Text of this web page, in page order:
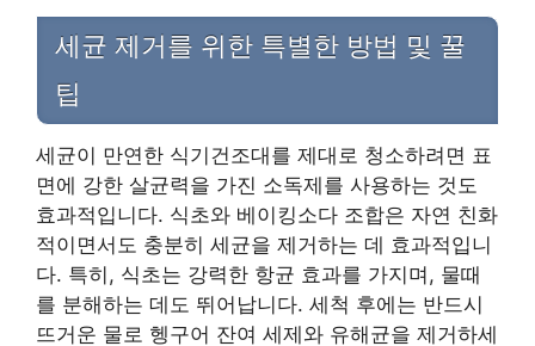
세균 제거를 위한 특별한 방법 및 꿀
팁
세균이 만연한 식기건조대를 제대로 청소하려면 표
면에 강한 살균력을 가진 소독제를 사용하는 것도
효과적입니다. 식초와 베이킹소다 조합은 자연 친화
적이면서도 충분히 세균을 제거하는 데 효과적입니
다. 특히, 식초는 강력한 항균 효과를 가지며, 물때
를 분해하는 데도 뛰어납니다. 세척 후에는 반드시
뜨거운 물로 헹구어 잔여 세제와 유해균을 제거하세